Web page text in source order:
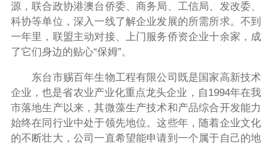
源，联合政协港澳台侨委、商务局、工信局、发改委、
科协等单位，深入一线了解企业发展的所需所求。不到
一年里，联盟主动对接、 上门服务侨资企业十余家，成
了它们身边的贴心“保姆”。
东台市赐百年生物工程有限公司既是国家高新技术
企业，也是省农业产业化重点龙头企业，自 1994年在我
市落地生产以来，其微藻生产技术和产品综合开发能力
始终在同行业中处于领先地位。这些年，随着企业文化
的不断壮大，公司一直希望能申请到一个属于自己的地